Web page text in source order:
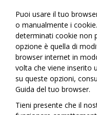
Puoi usare il tuo
o manualmente i
determinati cookie non
opzione è quella di
browser internet in
volta che viene inserito
su queste opzioni,
Guida del tuo browser.
Tieni presente che il